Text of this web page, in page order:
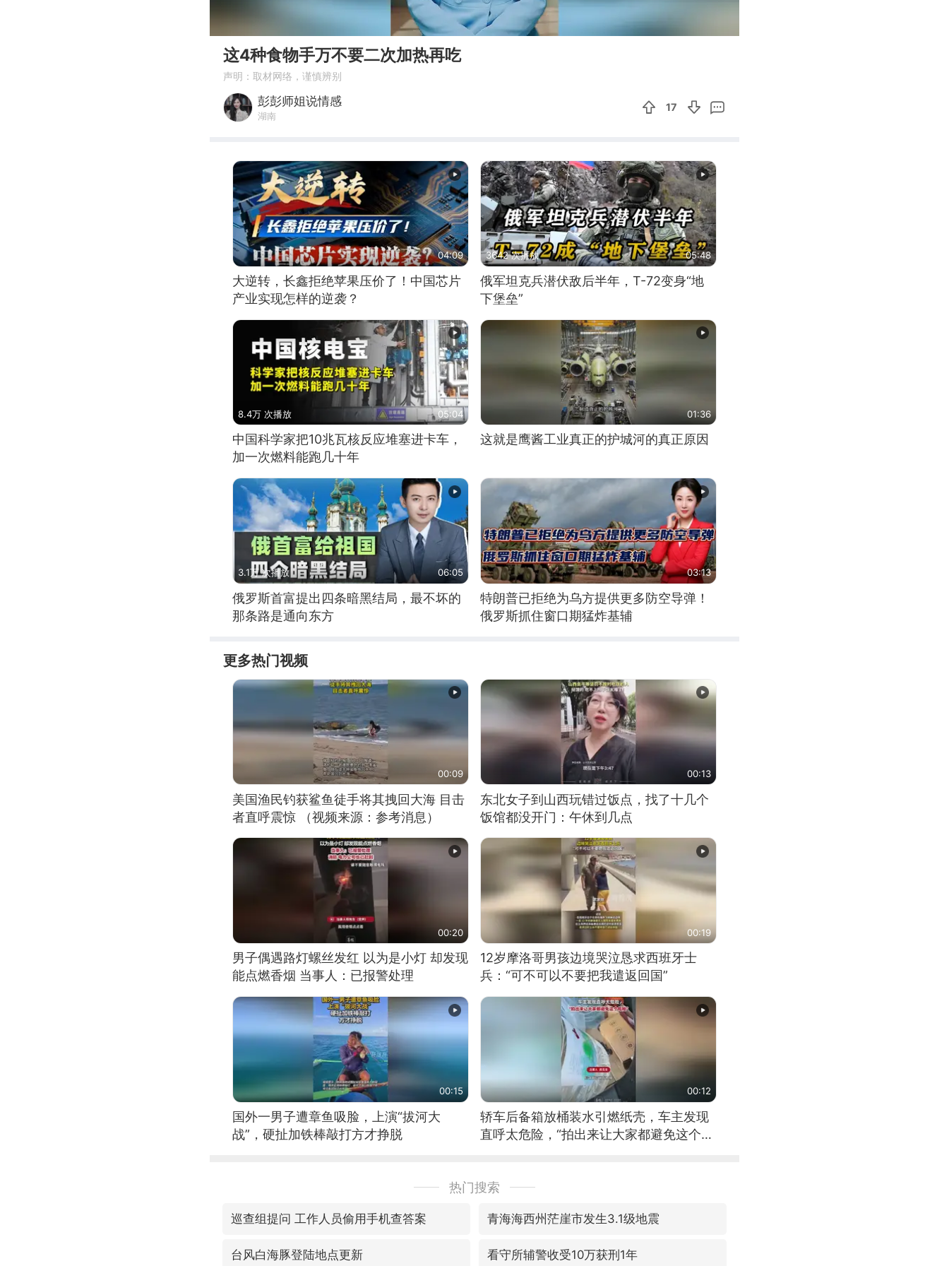
这4种食物手万不要二次加热再吃
声明：取材网络，谨慎辨别
彭彭师姐说情感
湖南
17
04:09
大逆转，长鑫拒绝苹果压价了！中国芯片
产业实现怎样的逆袭？
3642 次播放 05:48
俄军坦克兵潜伏敌后半年，T-72变身“地
下堡垒”
8.4万 次播放 05:04
中国科学家把10兆瓦核反应堆塞进卡车，
加一次燃料能跑几十年
01:36
这就是鹰酱工业真正的护城河的真正原因
3.1万 次播放 06:05
俄罗斯首富提出四条暗黑结局，最不坏的
那条路是通向东方
03:13
特朗普已拒绝为乌方提供更多防空导弹！
俄罗斯抓住窗口期猛炸基辅
更多热门视频
00:09
美国渔民钓获鲨鱼徒手将其拽回大海 目击
者直呼震惊 （视频来源：参考消息）
00:13
东北女子到山西玩错过饭点，找了十几个
饭馆都没开门：午休到几点
00:20
男子偶遇路灯螺丝发红 以为是小灯 却发现
能点燃香烟 当事人：已报警处理
00:19
12岁摩洛哥男孩边境哭泣恳求西班牙士
兵：“可不可以不要把我遣返回国”
00:15
国外一男子遭章鱼吸脸，上演“拔河大
战”，硬扯加铁棒敲打方才挣脱
00:12
轿车后备箱放桶装水引燃纸壳，车主发现
直呼太危险，“拍出来让大家都避免这个危
热门搜索
巡查组提问 工作人员偷用手机查答案 青海海西州茫崖市发生3.1级地震
台风白海豚登陆地点更新 看守所辅警收受10万获刑1年